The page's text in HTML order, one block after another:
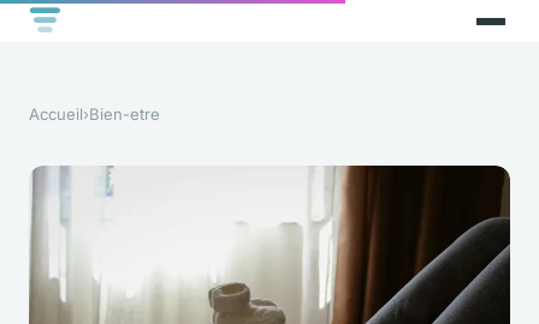
Accueil›Bien-etre